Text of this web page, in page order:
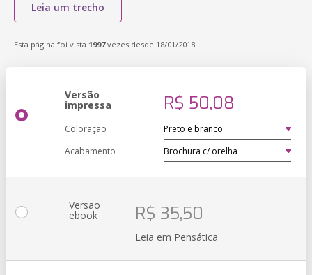
Leia um trecho
Esta página foi vista 1997vezes desde 18/01/2018
Versão
impressa R$ 50,08
Coloração
Acabamento
Versão
ebook R$ 35,50
Leia em Pensática